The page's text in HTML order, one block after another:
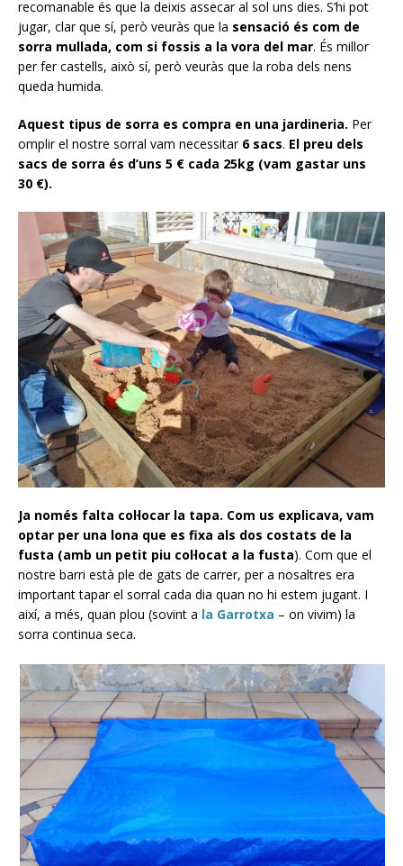
recomanable és que la deixis assecar al sol uns dies. S’hi pot
jugar, clar que sí, però veuràs que la sensació és com de
sorra mullada, com si fossis a la vora del mar. És millor
per fer castells, això sí, però veuràs que la roba dels nens
queda humida.
Aquest tipus de sorra es compra en una jardineria. Per
omplir el nostre sorral vam necessitar 6 sacs. El preu dels
sacs de sorra és d’uns 5 € cada 25kg (vam gastar uns
30 €).
Ja només falta col·locar la tapa. Com us explicava, vam
optar per una lona que es fixa als dos costats de la
fusta (amb un petit piu col·locat a la fusta). Com que el
nostre barri està ple de gats de carrer, per a nosaltres era
important tapar el sorral cada dia quan no hi estem jugant. I
així, a més, quan plou (sovint a la Garrotxa – on vivim) la
sorra continua seca.